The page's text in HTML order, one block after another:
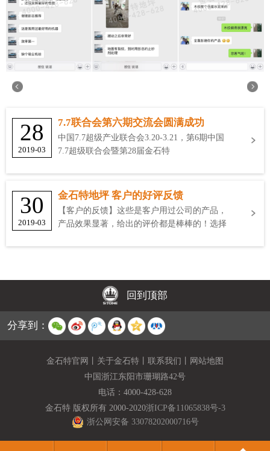
28
2019-03
7.7联合会第六期交流会圆满成功
中国7.7超级产业联合会3.20-3.21，第6期中国
7.7超级联合会暨第28届金石特
30
2019-03
金石特地坪 客户的好评反馈
【客户的反馈】这些是客户用过公司的产品，
产品效果显著，给出的评价都是棒棒的！选择
回到顶部
分享到：
金石特官网 关于金石特 联系我们
网站地图
中国浙江东阳市珊瑚路42号
电话： 4000-428-628
金石特 版权所有 2000-2020浙ICP备11065838号-3
浙公网安备 33078202000716号